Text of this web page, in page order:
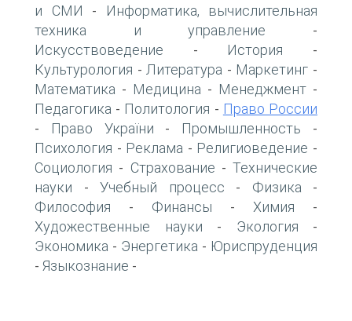
и СМИ -
Информатика, вычислительная
техника и управление -
Искусствоведение - История -
Культурология - Литература - Маркетинг -
Математика - Медицина - Менеджмент -
Педагогика - Политология - Право России
- Право України - Промышленность -
Психология - Реклама - Религиоведение -
Социология - Страхование - Технические
науки - Учебный процесс - Физика -
Философия - Финансы - Химия -
Художественные науки - Экология -
Экономика - Энергетика - Юриспруденция
- Языкознание -